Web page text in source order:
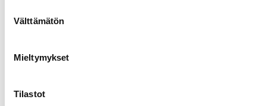
valinta
Välttämätön
Mieltymykset
Tilastot